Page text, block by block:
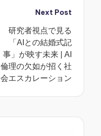
Next Post
研究者視点で見る
「AIとの結婚式記
事」が映す未来 | AI
倫理の欠如が招く社
会エスカレーション